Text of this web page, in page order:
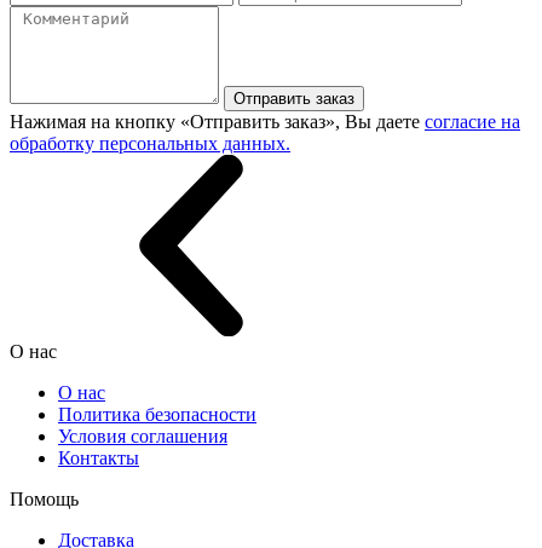
Отправить заказ
Нажимая на кнопку «Отправить заказ», Вы даете согласие на
обработку персональных данных.
О нас
О нас
Политика безопасности
Условия соглашения
Контакты
Помощь
Доставка